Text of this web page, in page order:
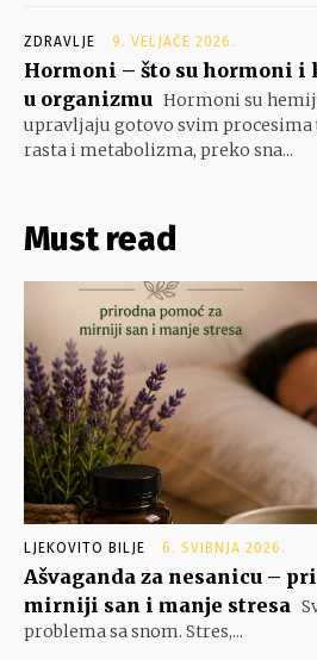
ZDRAVLJE 9. VELJAČE 2026.
Hormoni – što su hormoni i
u organizmu Hormoni su
upravljaju gotovo svim procesima
rasta i metabolizma, preko sna...
Must read
LJEKOVITO BILJE 6. SVIBNJA 2026.
Ašvaganda za nesanicu –
mirniji san i manje stresa
problema sa snom. Stres,...